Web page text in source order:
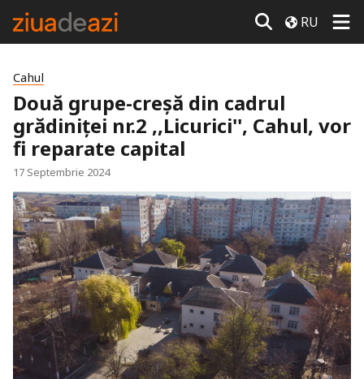
RU
Cahul
Două grupe-creșă din cadrul
grădiniței nr.2 ,,Licurici'', Cahul, vor
fi reparate capital
17 Septembrie 2024